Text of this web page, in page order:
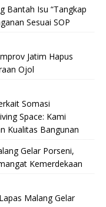
Bantah Isu “Tangkap
Sesuai SOP
Jatim Hapus
Ojol
Somasi
Space: Kami
Kualitas Bangunan
Gelar Porseni,
Kemerdekaan
Malang Gelar